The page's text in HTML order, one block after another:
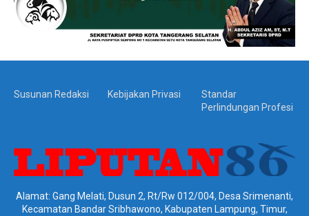
Susunan Redaksi Kebijakan Privasi
Standar
Perlindungan Profesi
Alamat: Gang Melati, Dusun 2, Rt/Rw 012/004, Desa Srimenanti,
Kecamatan Bandar Sribhawono, Kabupaten Lampung, Timur,